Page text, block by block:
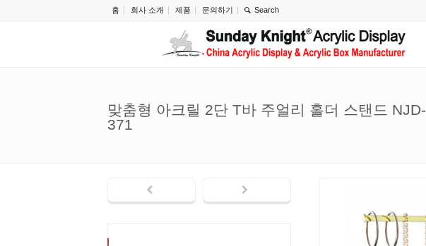
홈 회사 소개 제품 문의하기
맞춤형 아크릴 2단 T바 주얼리 홀더 스탠드 NJD-
371